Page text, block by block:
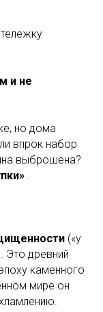
и не
но дома
впрок набор
выброшена?
.
(«у
Это древний
каменного
мире он